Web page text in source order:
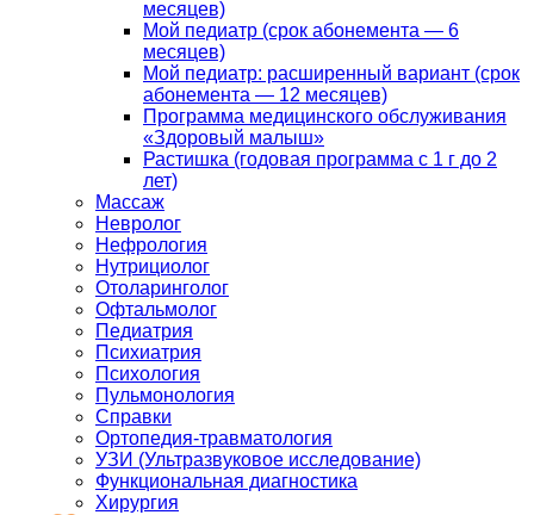
месяцев)
Мой педиатр (срок абонемента — 6
месяцев)
Мой педиатр: расширенный вариант (срок
абонемента — 12 месяцев)
Программа медицинского обслуживания
«Здоровый малыш»
Растишка (годовая программа с 1 г до 2
лет)
Массаж
Невролог
Нефрология
Нутрициолог
Отоларинголог
Офтальмолог
Педиатрия
Психиатрия
Психология
Пульмонология
Справки
Ортопедия-травматология
УЗИ (Ультразвуковое исследование)
Функциональная диагностика
Хирургия